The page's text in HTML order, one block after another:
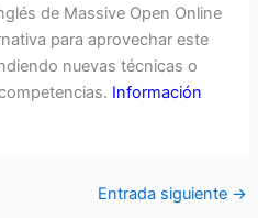
de Massive Open Online
para aprovechar este
nuevas técnicas o
Información
Entrada siguiente →